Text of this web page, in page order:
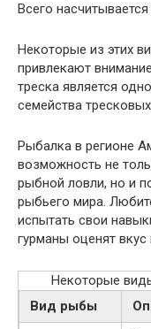
Всего
Некоторые из этих
привлекают
треска является
семейства
Рыбалка в регионе
возможность не
рыбной ловли, но и
рыбьего мира.
испытать свои
гурманы оценят
Некоторые
Вид рыбы